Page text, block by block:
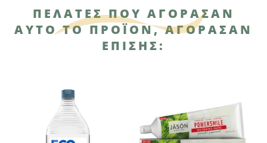
ΠΕΛΆΤΕΣ ΠΟΥ ΑΓΌΡΑΣΑΝ
ΑΥΤΌ ΤΟ ΠΡΟΪΌΝ, ΑΓΌΡΑΣΑΝ
ΕΠΊΣΗΣ: